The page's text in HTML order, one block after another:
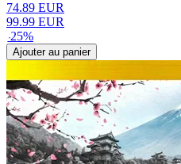
74.89 EUR
99.99 EUR
-25%
Ajouter au panier